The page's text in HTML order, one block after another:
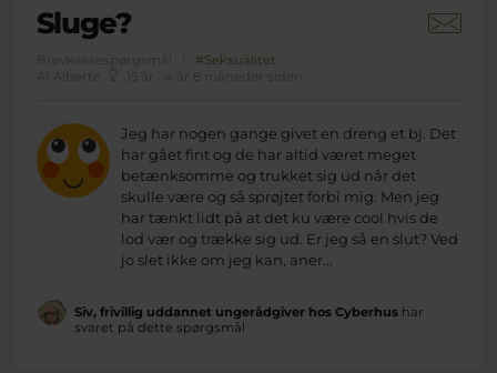
Sluge?
Brevkassespørgsmål
#Seksualitet
Af Alberte
15 år · 4 år 8 måneder siden
Jeg har nogen gange givet en dreng et bj. Det
har gået fint og de har altid været meget
betænksomme og trukket sig ud når det
skulle være og så sprøjtet forbi mig. Men jeg
har tænkt lidt på at det ku være cool hvis de
lod vær og trække sig ud. Er jeg så en slut? Ved
jo slet ikke om jeg kan, aner...
Siv, frivillig uddannet ungerådgiver hos Cyberhushar
svaret på dette spørgsmål